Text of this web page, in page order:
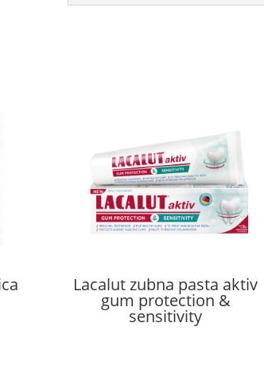
Lacalut zubna pasta aktiv
gum protection &
sensitivity